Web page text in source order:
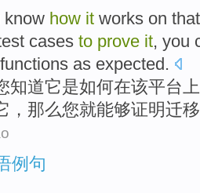
know how it works on that
cases to prove it, you
functions as expected.
知道它是如何在该平台上
，那么您就能够证明迁移
例句